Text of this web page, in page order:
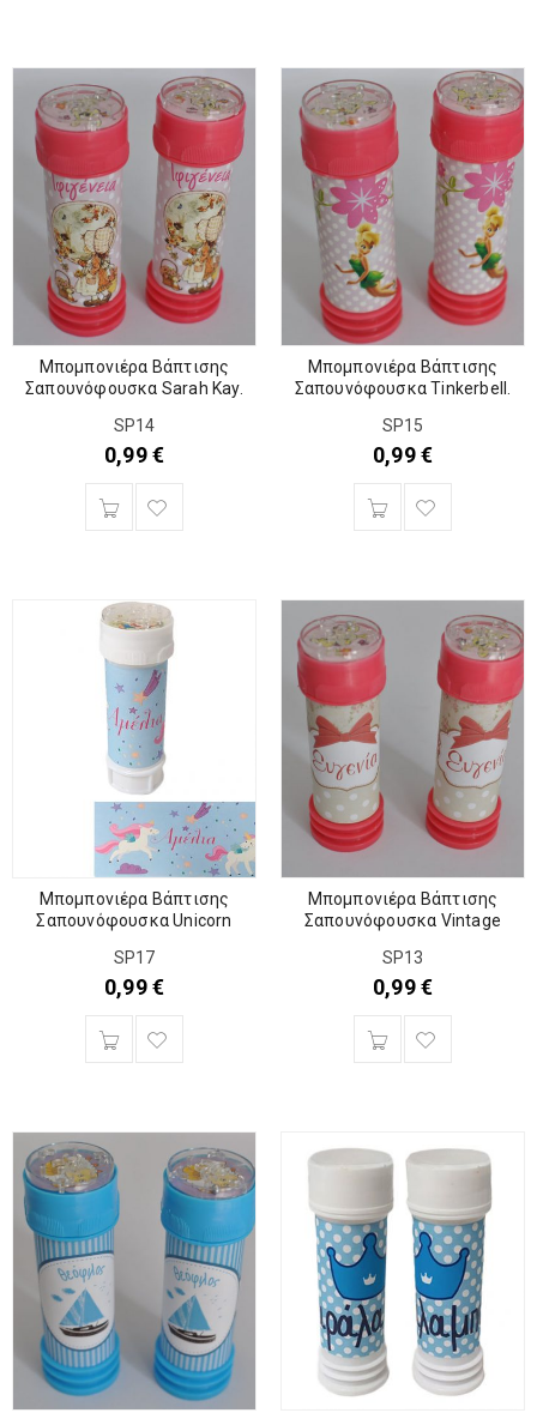
Μπομπονιέρα Βάπτισης
Σαπουνόφουσκα Sarah Kay.
SP14
0,99€
Μπομπονιέρα Βάπτισης
Σαπουνόφουσκα Tinkerbell.
SP15
0,99€
Μπομπονιέρα Βάπτισης
Σαπουνόφουσκα Unicorn
SP17
0,99€
Μπομπονιέρα Βάπτισης
Σαπουνόφουσκα Vintage
SP13
0,99€